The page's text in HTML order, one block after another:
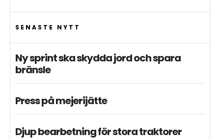
SENASTE NYTT
Ny sprint ska skydda jord och spara
bränsle
Press på mejerijätte
Djup bearbetning för stora traktorer